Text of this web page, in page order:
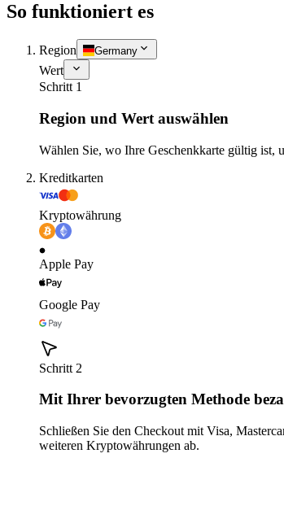
So funktioniert es
Region Germany
Wert
Schritt 1
Region und Wert auswählen
Wählen Sie, wo Ihre Geschenkkarte gültig ist,
Kreditkarten
Kryptowährung
Apple Pay
Google Pay
Schritt 2
Mit Ihrer bevorzugten Methode
Schließen Sie den Checkout mit Visa,
weiteren Kryptowährungen ab.